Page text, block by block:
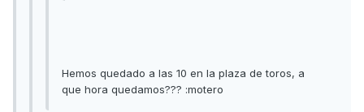
Hemos quedado a las 10 en la plaza de toros, a
que hora quedamos??? :motero